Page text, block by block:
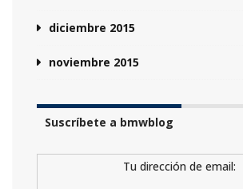
diciembre 2015
noviembre 2015
Suscríbete a bmwblog
Tu dirección de email: